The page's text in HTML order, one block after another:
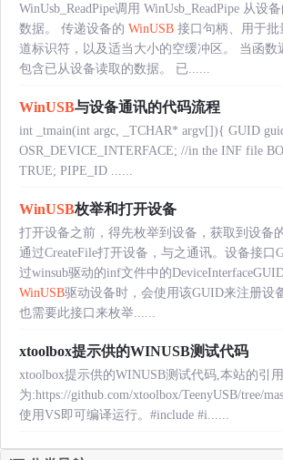
WinUsb_ReadPipe调用 WinUsb_ReadPipe 从设
数据。 传递设备的 WinUSB 接口句柄、用于
道标识符，以及适当大小的空缓冲区。 当函数
包含已从设备读取的数据。 已......
WinUSB与设备通讯的代码流程
int _tmain(int argc, _TCHAR* argv[]){ GUID
OSR_DEVICE_INTERFACE; //in the INF file
TRUE; PIPE_ID ......
WinUSB枚举和打开设备
打开设备之前，得先枚举到设备，获取到设备
通过CreateFile打开设备，与之通讯。设备接口
过winsub驱动的inf文件中的
WinUSB驱动设备时，会使用该GUID来注册设
也需要此接口来枚举......
xtoolbox提示供的WINUSB测试代码
xtoolbox提示供的WINUSB测试代码,本站的引
为:https://github.com/xtoolbox/TeenyUSB/tree/
使用VS即可编译运行。#include #i......